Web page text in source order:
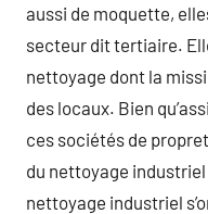
aussi de moquette,
secteur dit tertiaire.
nettoyage dont la
des locaux. Bien
ces sociétés de
du nettoyage
nettoyage industriel